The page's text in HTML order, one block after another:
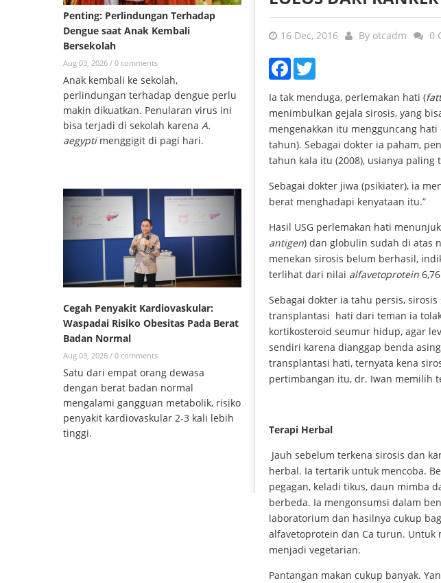
16 Dec, 2016 By otcadm 0
Facebook
Ia tak menduga, perlemakan hati (
menimbulkan gejala sirosis, yang
mengenakkan itu mengguncang
tahun). Sebagai dokter ia paham,
tahun kala itu (2008), usianya
Sebagai dokter jiwa (psikiater), ia
berat menghadapi kenyataan itu.”
Hasil USG perlemakan hati
antigen) dan globulin sudah di atas
menekan sirosis belum berhasil,
terlihat dari nilai alfavetoprotein
Sebagai dokter ia tahu persis,
transplantasi hati dari teman ia
kortikosteroid seumur hidup, agar
sendiri karena dianggap benda
transplantasi hati, ternyata kena
pertimbangan itu, dr. Iwan memilih
Terapi Herbal
Jauh sebelum terkena sirosis dan
herbal. Ia tertarik untuk mencoba.
pegagan, keladi tikus, daun mimba
berbeda. Ia mengonsumsi dalam
laboratorium dan hasilnya cukup
alfavetoprotein dan Ca turun. Untuk
menjadi vegetarian.
Pantangan makan cukup banyak.
Penting: Perlindungan Terhadap
Dengue saat Anak Kembali
Bersekolah
Aug 03, 2026 / 0 comments
Anak kembali ke sekolah,
perlindungan terhadap dengue perlu
makin dikuatkan. Penularan virus ini
bisa terjadi di sekolah karena A.
aegyptimenggigit di pagi hari.
Cegah Penyakit Kardiovaskular:
Waspadai Risiko Obesitas Pada Berat
Badan Normal
Aug 03, 2026 / 0 comments
Satu dari empat orang dewasa
dengan berat badan normal
mengalami gangguan metabolik, risiko
penyakit kardiovaskular 2-3 kali lebih
tinggi.